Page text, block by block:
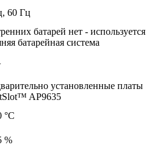
60 Гц
батарей нет - используется
батарейная система
установленные платы
AP9635
°C
%